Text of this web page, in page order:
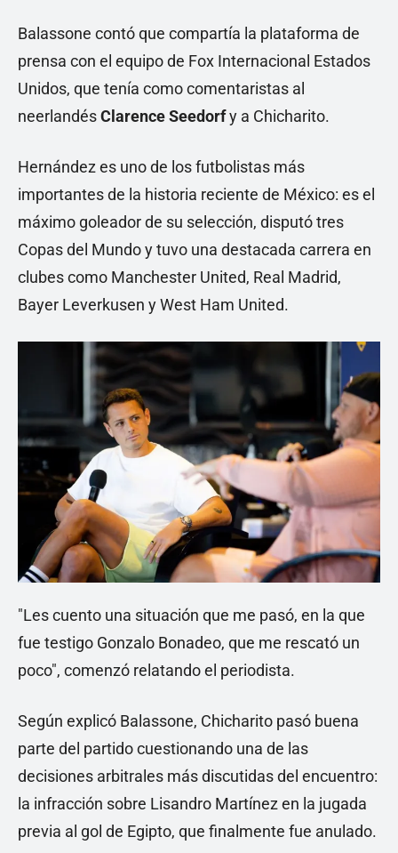
Balassone contó que compartía la plataforma de
prensa con el equipo de Fox Internacional Estados
Unidos, que tenía como comentaristas al
neerlandésClarence Seedorfy a Chicharito.
Hernández es uno de los futbolistas más
importantes de la historia reciente de México: es el
máximo goleador de su selección, disputó tres
Copas del Mundo y tuvo una destacada carrera en
clubes como Manchester United, Real Madrid,
Bayer Leverkusen y West Ham United.
"Les cuento una situación que me pasó, en la que
fue testigo Gonzalo Bonadeo, que me rescató un
poco", comenzó relatando el periodista.
Según explicó Balassone, Chicharito pasó buena
parte del partido cuestionando una de las
decisiones arbitrales más discutidas del encuentro:
la infracción sobre Lisandro Martínez en la jugada
previa al gol de Egipto, que finalmente fue anulado.